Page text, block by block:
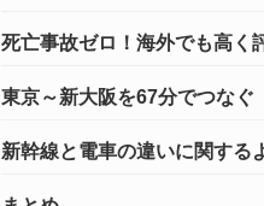
死亡事故ゼロ！海外でも高く
東京～新大阪を67分でつなぐ
新幹線と電車の違いに関する